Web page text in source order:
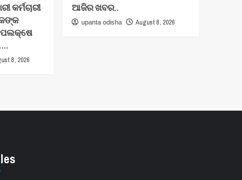
କର୍ମଚାରୀ
8, 2026
ଆଜିର ଖବର..
upanta odisha August 8, 2026